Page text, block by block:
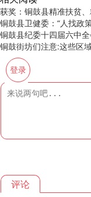
获奖：铜鼓县精准扶贫
铜鼓县卫健委：“人找政
铜鼓县纪委十四届六中
铜鼓街坊们注意:这些区
登录
评论